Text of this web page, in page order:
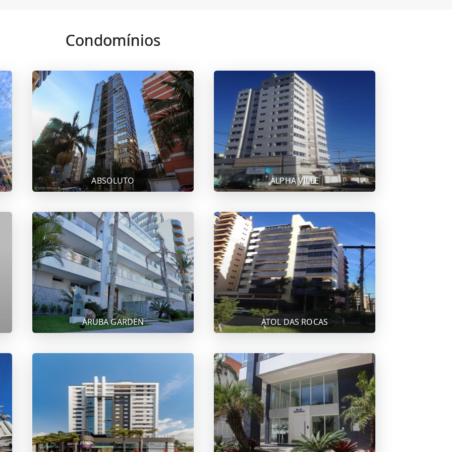
Condomínios
ABSOLUTO ALPHA VILLE
ARUBA GARDEN ATOL DAS ROCAS